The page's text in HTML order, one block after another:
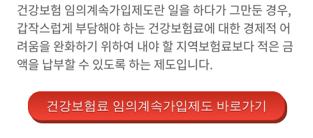
건강보험 임의계속가입제도란 일을 하다가 그만둔 경우,
갑작스럽게 부담해야 하는 건강보험료에 대한 경제적 어
려움을 완화하기 위하여 내야 할 지역보험료보다 적은 금
액을 납부할 수 있도록 하는 제도입니다.
건강보험료 임의계속가입제도 바로가기